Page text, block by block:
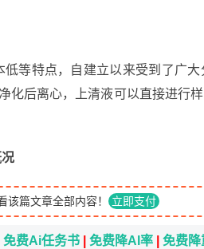
等特点，自建立以来受到了广
化后离心，上清液可以直接进行
该篇文章全部内容！ 立即支付
免费Ai任务书 免费降AI率 免费降